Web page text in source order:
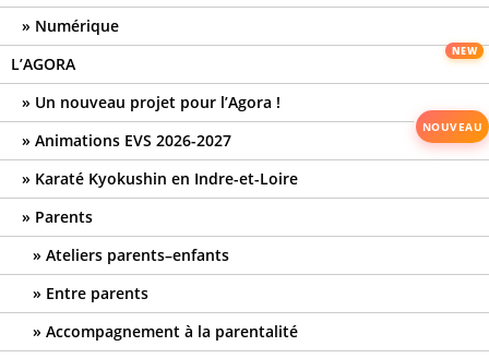
Numérique
L’AGORA
Un nouveau projet pour l’Agora !
Animations EVS 2026-2027
Karaté Kyokushin en Indre-et-Loire
Parents
Ateliers parents–enfants
Entre parents
Accompagnement à la parentalité